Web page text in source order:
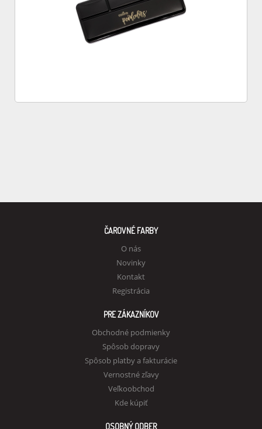
ČAROVNÉ FARBY
O nás
Novinky
Kontakt
Registrácia
PRE ZÁKAZNÍKOV
Obchodné podmienky
Spôsob dopravy
Spôsob platby a fakturácie
Vernostné zľavy
Veľkoobchod
Kde kúpiť
OSOBNÝ ODBER